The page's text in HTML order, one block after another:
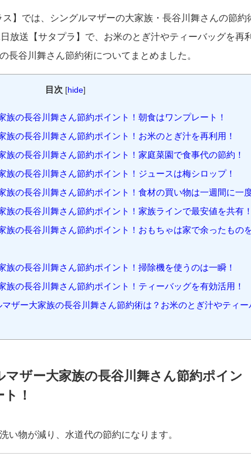
長谷川舞さん節約術についてまとめました。
目次 [ hide]
ザー大家族の長谷川舞さん節約術は？お米のとぎ汁やティー
ザー大家族の長谷川舞さん節約ポイン